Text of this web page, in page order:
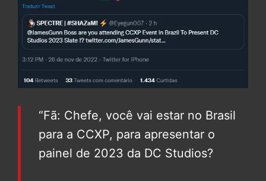
“Fã: Chefe, você vai estar no Brasil
para a CCXP, para apresentar o
painel de 2023 da DC Studios?